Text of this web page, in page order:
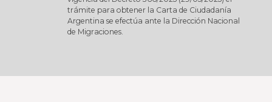
trámite para obtener la Carta de Ciudadanía
Argentina se efectúa ante la Dirección Nacional
de Migraciones.